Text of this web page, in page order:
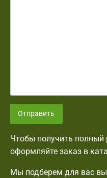
Отправить
Чтобы получить полный
оформляйте заказ в
Мы подберем для вас